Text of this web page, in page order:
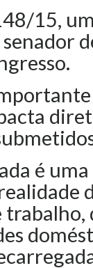
15,
é